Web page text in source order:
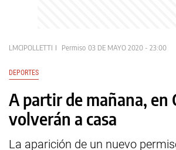
LMCIPOLLETTI Permiso 03 DE MAYO 2020 - 23:00
DEPORTES
A partir de mañana, en
volverán a casa
La aparición de un nuevo